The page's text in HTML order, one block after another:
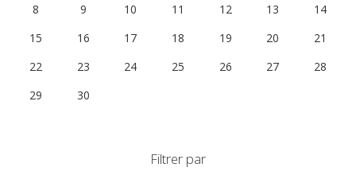
8
9 10 11 12 13
14
15
16 17 18 19 20
21
22
23 24 25 26 27
28
29
30
Filtrer par